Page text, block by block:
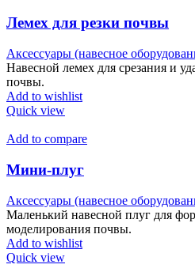
Лемех для резки почвы
Аксессуары (навесное
Навесной лемех для срезания и
почвы.
Add to wishlist
Quick view
Add to compare
Мини-плуг
Аксессуары (навесное
Маленький навесной плуг для
моделирования почвы.
Add to wishlist
Quick view